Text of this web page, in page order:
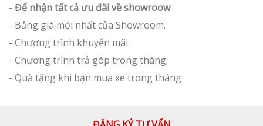
- Để nhận tất cả ưu đãi về showroow
- Bảng giá mới nhất của Showroom.
- Chương trình khuyến mãi.
- Chương trình trả góp trong tháng.
- Quà tặng khi bạn mua xe trong tháng